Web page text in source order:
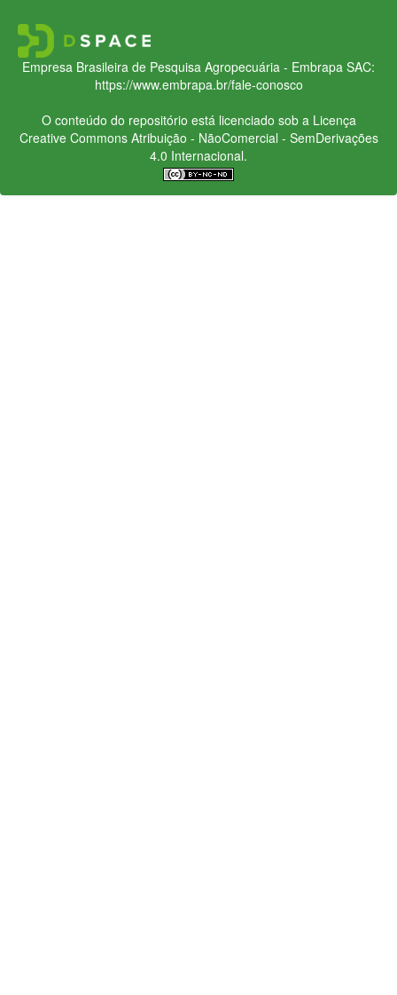
Empresa Brasileira de Pesquisa Agropecuária - Embrapa SAC:
https://www.embrapa.br/fale-conosco
O conteúdo do repositório está licenciado sob a Licença
Creative CommonsAtribuição - NãoComercial - SemDerivações
4.0 Internacional.